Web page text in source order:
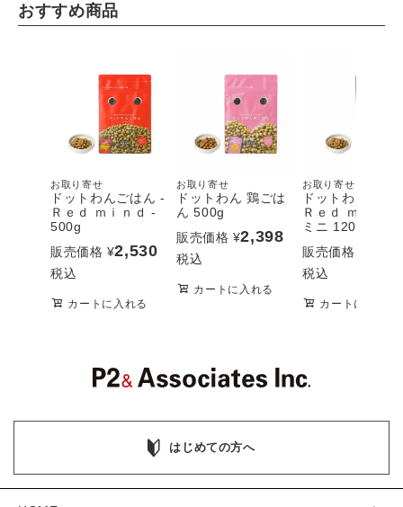
おすすめ商品
お取り寄せ
ドットわんごはん -
Ｒｅｄ ｍｉｎｄ -
500g
販売価格 ¥2,530
税込
カートに入れる
お取り寄せ
ドットわん 鶏ごは
ん 500g
販売価格 ¥2,398
税込
カートに入れる
お取り寄せ
ドットわんごは
Ｒｅｄ ｍｉｎｄ
ミニ 120g
販売価格
税込
カートに入れる
はじめての方へ